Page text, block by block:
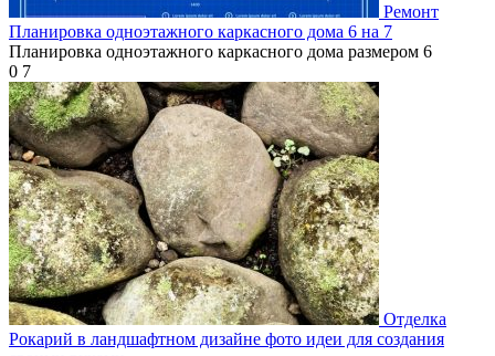
Ремонт
Планировка одноэтажного каркасного дома 6 на 7
Планировка одноэтажного каркасного дома размером 6
0 7
Отделка
Рокарий в ландшафтном дизайне фото идеи для создания